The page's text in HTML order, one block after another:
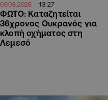
09.08.2026 13:27
ΦΩΤΟ: Καταζητείται
36χρονος Ουκρανός για
κλοπή οχήματος στη
Λεμεσό